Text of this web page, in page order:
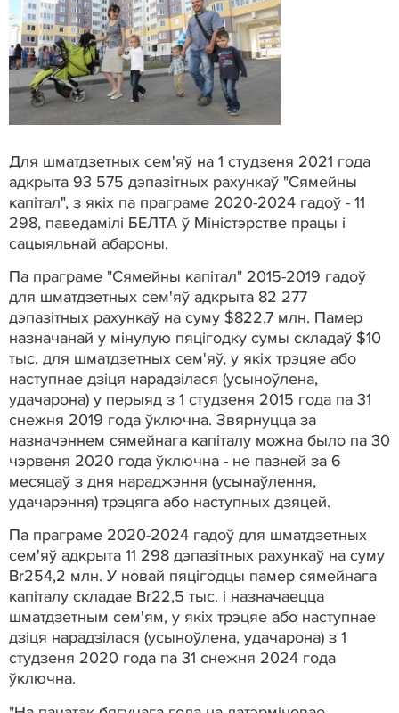
Для шматдзетных сем'яў на 1 студзеня 2021 года
адкрыта 93 575 дэпазітных рахункаў "Сямейны
капітал", з якіх па праграме 2020-2024 гадоў - 11
298, паведамілі БЕЛТА ў Міністэрстве працы і
сацыяльнай абароны.
Па праграме "Сямейны капітал" 2015-2019 гадоў
для шматдзетных сем'яў адкрыта 82 277
дэпазітных рахункаў на суму $822,7 млн. Памер
назначанай у мінулую пяцігодку сумы складаў $10
тыс. для шматдзетных сем'яў, у якіх трэцяе або
наступнае дзіця нарадзілася (усыноўлена,
удачарона) у перыяд з 1 студзеня 2015 года па 31
снежня 2019 года ўключна. Звярнуцца за
назначэннем сямейнага капіталу можна было па 30
чэрвеня 2020 года ўключна - не пазней за 6
месяцаў з дня нараджэння (усынаўлення,
удачарэння) трэцяга або наступных дзяцей.
Па праграме 2020-2024 гадоў для шматдзетных
сем'яў адкрыта 11 298 дэпазітных рахункаў на суму
Br254,2 млн. У новай пяцігодцы памер сямейнага
капіталу складае Br22,5 тыс. і назначаецца
шматдзетным сем'ям, у якіх трэцяе або наступнае
дзіця нарадзілася (усыноўлена, удачарона) з 1
студзеня 2020 года па 31 снежня 2024 года
ўключна.